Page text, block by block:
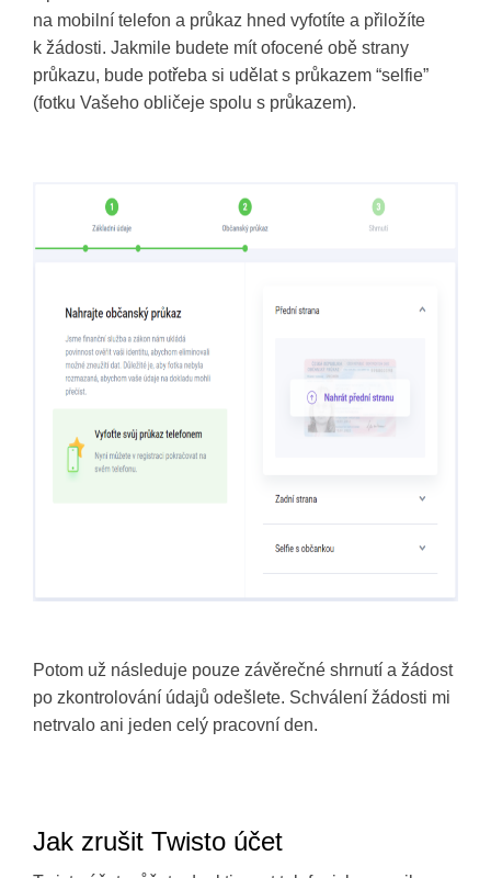
na mobilní telefon a průkaz hned vyfotíte a přiložíte
k žádosti. Jakmile budete mít ofocené obě strany
průkazu, bude potřeba si udělat s průkazem “selfie”
(fotku Vašeho obličeje spolu s průkazem).
Potom už následuje pouze závěrečné shrnutí a žádost
po zkontrolování údajů odešlete. Schválení žádosti mi
netrvalo ani jeden celý pracovní den.
Jak zrušit Twisto účet